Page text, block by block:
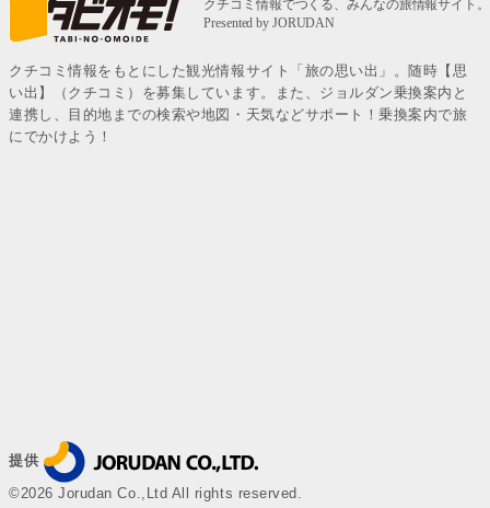
クチコミ情報をもとにした観光情報サイト「旅の思い出」。随時【思
い出】（クチコミ）を募集しています。また、ジョルダン乗換案内と
連携し、目的地までの検索や地図・天気などサポート！乗換案内で旅
にでかけよう！
提供
©2026 Jorudan Co.,Ltd All rights reserved.